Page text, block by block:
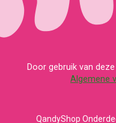
Door gebruik van
Algemene
QandyShop